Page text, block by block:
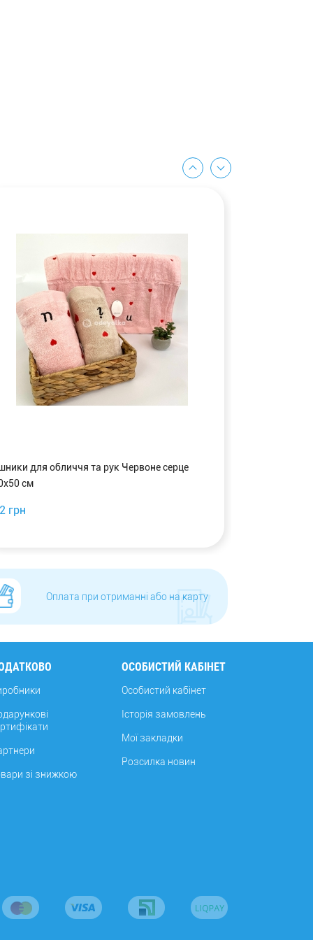
для обличчя та рук Червоне серце
см
грн
Оплата при отриманні або на карту
зі знижкою
ОСОБИСТИЙ КАБІНЕТ
Особистий кабінет
Історія замовлень
Мої закладки
Розсилка новин